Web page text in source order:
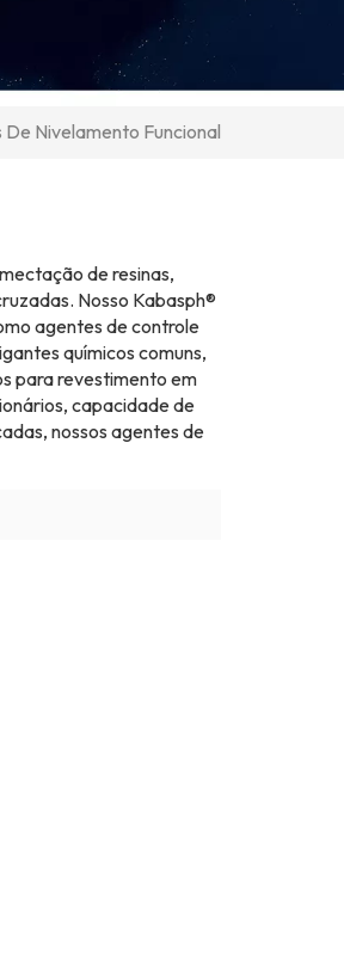
Nivelamento Funcional
de resinas,
Nosso Kabasph®
agentes de controle
químicos comuns,
para revestimento em
capacidade de
nossos agentes de